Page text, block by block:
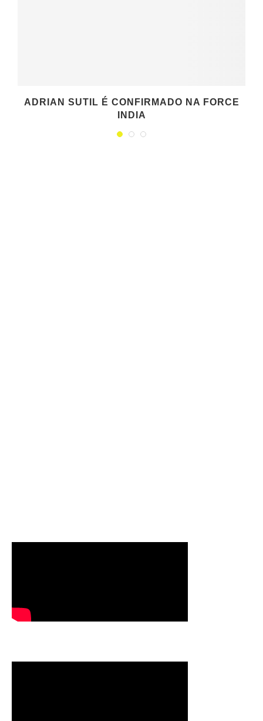
ADRIAN SUTIL É CONFIRMADO NA FORCE
INDIA